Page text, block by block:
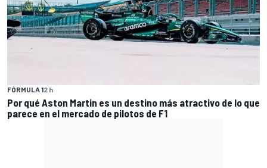
FÓRMULA 12 h
Por qué Aston Martin es un destino más atractivo de lo que
parece en el mercado de pilotos de F1